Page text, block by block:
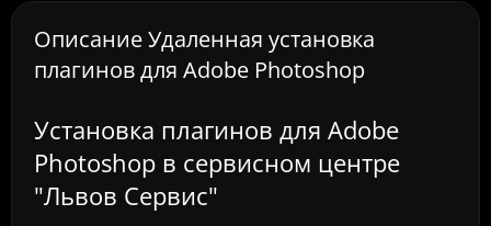
Описание Удаленная установка
плагинов для Adobe Photoshop
Установка плагинов для Adobe
Photoshop в сервисном центре
"Львов Сервис"